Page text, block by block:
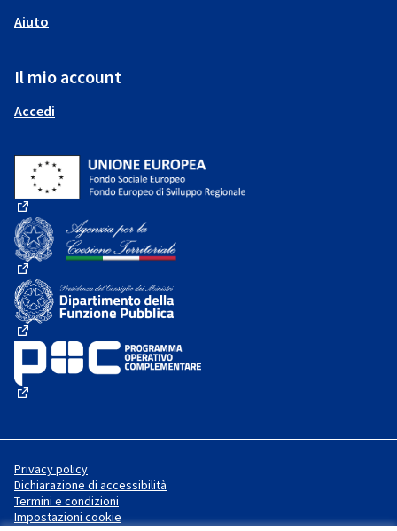
Aiuto
Il mio account
Accedi
(Collegamento esterno)
(Collegamento esterno)
(Collegamento esterno)
Privacy policy
Dichiarazione di accessibilità
Termini e condizioni
Impostazioni cookie